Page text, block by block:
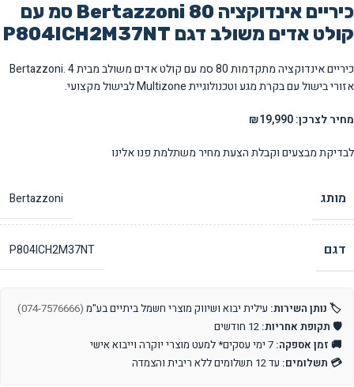
כיריים אינדוקציה Bertazzoni 80 סמ עם
קולט אדים משולב דגם P804ICH2M37NT
כיריים אינדוקציה מתקדמות 80 סמ עם קולט אדים משולב מבית Bertazzoni. 4
אזורי בישול עם בקרת מגע וטכנולוגיית Multizone לבישול מקצועי.
מחיר לצרכן: ₪19,990
לבדיקת מבצעים וקבלת הצעת מחיר משתלמת פנו אלינו
מותג Bertazzoni
דגם P804ICH2M37NT
🏷️ נותן השירות: עילית יבוא ושיווק מוצרי חשמל ביתיים בע"מ (074-7576666)
🛡️ תקופת אחריות:
🚚 זמן אספקה:
💳 תשלומים: עד 12 תשלומים ללא ריבית והצמדה